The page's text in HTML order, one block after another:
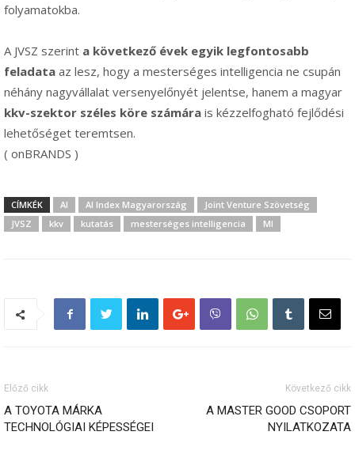
folyamatokba.
A JVSZ szerint a következő évek egyik legfontosabb
feladata az lesz, hogy a mesterséges intelligencia ne csupán
néhány nagyvállalat versenyelőnyét jelentse, hanem a magyar
kkv-szektor széles köre számára is kézzelfogható fejlődési
lehetőséget teremtsen.
( onBRANDS )
CÍMKÉK AI AI Index Magyarország
Joint Venture Szövetség
JVSZ
kkv kutatás mesterséges intelligencia MI
Előző cikk
A TOYOTA MÁRKA
TECHNOLÓGIAI KÉPESSÉGEI
Következő cikk
A MASTER GOOD CSOPORT
NYILATKOZATA